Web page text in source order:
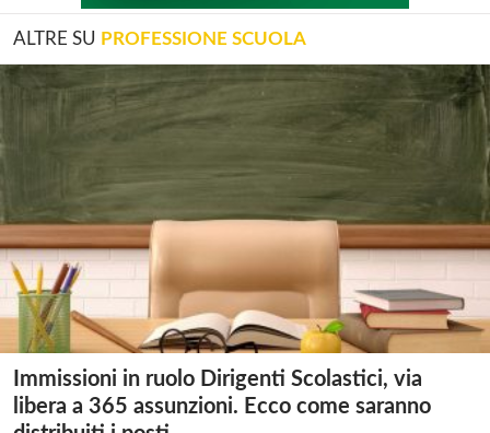
ALTRE SU PROFESSIONE SCUOLA
Immissioni in ruolo Dirigenti Scolastici, via
libera a 365 assunzioni. Ecco come saranno